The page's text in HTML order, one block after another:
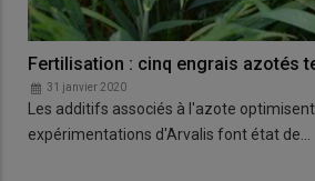
Fertilisation : cinq engrais azotés
31 janvier 2020
Les additifs associés à l'azote
expérimentations d'Arvalis font état de…